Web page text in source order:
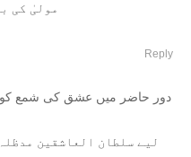
مولیٰ کی
دور حاضر میں عشق کی شمع کو
لیے سلطان العاشقین
Reply